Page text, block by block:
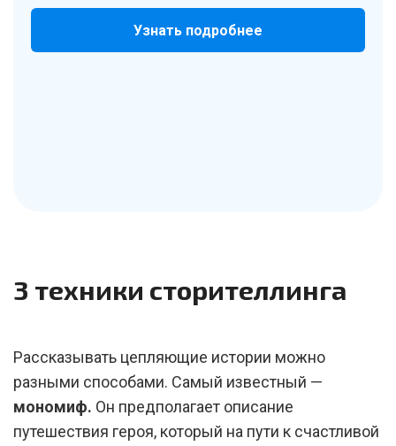
Узнать подробнее
3 техники сторителлинга
Рассказывать цепляющие истории можно
разными способами. Самый известный —
мономиф. Он предполагает описание
путешествия героя, который на пути к счастливой